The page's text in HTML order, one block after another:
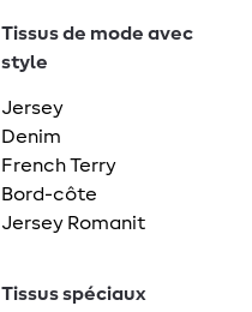
Tissus de mode avec
style
Jersey
Denim
French Terry
Bord-côte
Jersey Romanit
Tissus spéciaux